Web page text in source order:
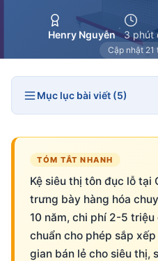
Henry Nguyễn
·
3 phút
Cập nhật 21
Mục lục bài viết (5)
TÓM TẮT NHANH
Kệ siêu thị tôn đục lỗ tại
trưng bày hàng hóa
10 năm, chi phí 2-5
chuẩn cho phép sắp
gian bán lẻ cho siêu thị,